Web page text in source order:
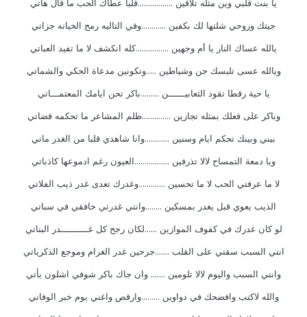
يا بنت قلبي وين مثله تلاقين .................قلبا عطاك الحب ما قال هاتي
جيتك وروحي شلتها لك بكفين ............وفي التاليه رمح الخيانه جزاتي
يالله عساك النار يا أم وجهين ................كله انكشف لا ما تفيد العباتي
ويالله عسى تلبسك جن وشياطين .....وتكونين مدعاة الحكي والشماتي
يا حية رقطا تقود الثعابيــــــن .........باكر تحن ايامك المعتمـــاتي
وباكر على فعلك بمثله تجازين ..............ظلم المشاعر ما تحكمه قضاتي
بيني وبينك تحكم ايام وسنين ............وانا شاهدي قلبا من الغدر ماتي
ويا دمعة التمساح لالا تذرفين .................العيون رغم ادموعها كاذباتي
لا ما عرفتي الحب لا ما تحسين .............وغدرك تعدى غدر ذيب الفلاتي
الذيب يعوي قبل يغدر بمسكين ........وانتي غدرتي خافقي في سباتي
لو كان غدرك في كفوف الموازين ......لكان رجح كل غــــــــــدر البناتي
انتي السبب سقتي على القلب .......جرحين غدر الغرام وموجع الذكرياتي
وانتي السبب واليوم لالا تلومين ....... وان جاك باكر شوفي اشلون يأتي
والله لاكتب وافضحك في دواوين .........وارقص واغني يوم خبر الوفاتي